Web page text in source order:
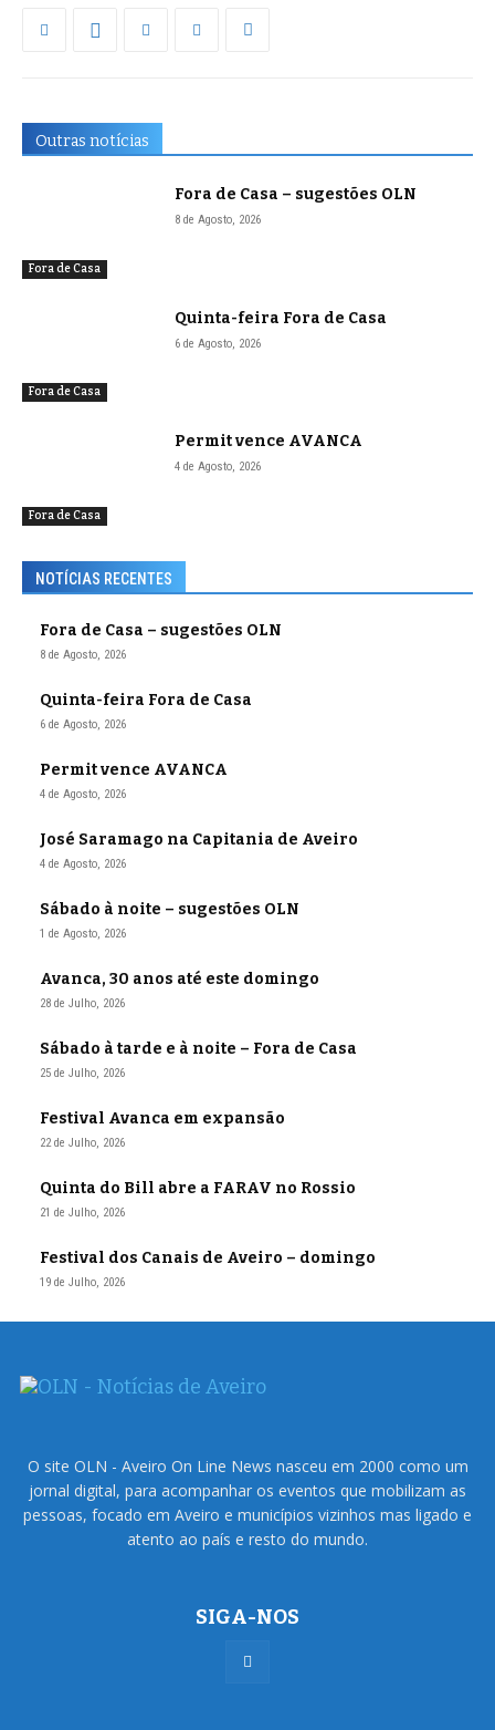
Outras notícias
Fora de Casa
Fora de Casa – sugestões OLN
8 de Agosto, 2026
Fora de Casa
Quinta-feira Fora de Casa
6 de Agosto, 2026
Fora de Casa
Permit vence AVANCA
4 de Agosto, 2026
NOTÍCIAS RECENTES
Fora de Casa – sugestões OLN
8 de Agosto, 2026
Quinta-feira Fora de Casa
6 de Agosto, 2026
Permit vence AVANCA
4 de Agosto, 2026
José Saramago na Capitania de Aveiro
4 de Agosto, 2026
Sábado à noite – sugestões OLN
1 de Agosto, 2026
Avanca, 30 anos até este domingo
28 de Julho, 2026
Sábado à tarde e à noite – Fora de Casa
25 de Julho, 2026
Festival Avanca em expansão
22 de Julho, 2026
Quinta do Bill abre a FARAV no Rossio
21 de Julho, 2026
Festival dos Canais de Aveiro – domingo
19 de Julho, 2026
O site OLN - Aveiro On Line News nasceu em 2000 como um
jornal digital, para acompanhar os eventos que mobilizam as
pessoas, focado em Aveiro e municípios vizinhos mas ligado e
atento ao país e resto do mundo.
SIGA-NOS